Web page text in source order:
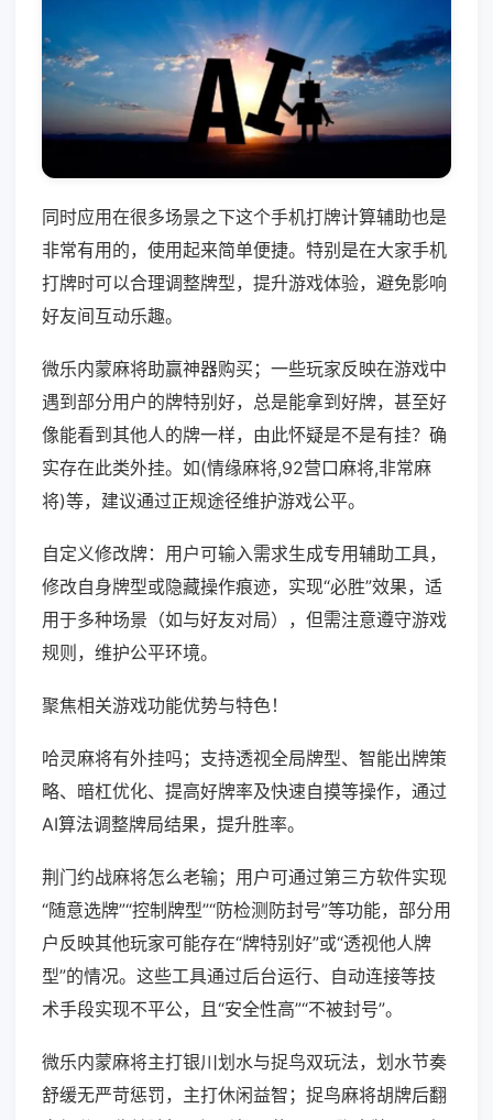
同时应用在很多场景之下这个手机打牌计算辅助也是
非常有用的，使用起来简单便捷。特别是在大家手机
打牌时可以合理调整牌型，提升游戏体验，避免影响
好友间互动乐趣。
微乐内蒙麻将助赢神器购买；一些玩家反映在游戏中
遇到部分用户的牌特别好，总是能拿到好牌，甚至好
像能看到其他人的牌一样，由此怀疑是不是有挂？确
实存在此类外挂。如(情缘麻将,92营口麻将,非常麻
将)等，建议通过正规途径维护游戏公平。
自定义修改牌：用户可输入需求生成专用辅助工具，
修改自身牌型或隐藏操作痕迹，实现“必胜”效果，适
用于多种场景（如与好友对局），但需注意遵守游戏
规则，维护公平环境。
聚焦相关游戏功能优势与特色！
哈灵麻将有外挂吗；支持透视全局牌型、智能出牌策
略、暗杠优化、提高好牌率及快速自摸等操作，通过
AI算法调整牌局结果，提升胜率。
荆门约战麻将怎么老输；用户可通过第三方软件实现
“随意选牌”“控制牌型”“防检测防封号”等功能，部分用
户反映其他玩家可能存在“牌特别好”或“透视他人牌
型”的情况。这些工具通过后台运行、自动连接等技
术手段实现不平公，且“安全性高”“不被封号”。
微乐内蒙麻将主打银川划水与捉鸟双玩法，划水节奏
舒缓无严苛惩罚，主打休闲益智；捉鸟麻将胡牌后翻